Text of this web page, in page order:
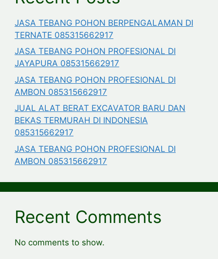
JASA TEBANG POHON BERPENGALAMAN DI
TERNATE 085315662917
JASA TEBANG POHON PROFESIONAL DI
JAYAPURA 085315662917
JASA TEBANG POHON PROFESIONAL DI
AMBON 085315662917
JUAL ALAT BERAT EXCAVATOR BARU DAN
BEKAS TERMURAH DI INDONESIA
085315662917
JASA TEBANG POHON PROFESIONAL DI
AMBON 085315662917
Recent Comments
No comments to show.